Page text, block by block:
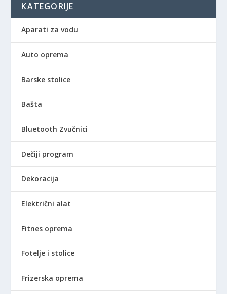
S
,
0
R
D
KATEGORIJE
Aparati za vodu
Auto oprema
Barske stolice
Bašta
Bluetooth Zvučnici
Dečiji program
Dekoracija
Električni alat
Fitnes oprema
Fotelje i stolice
Frizerska oprema